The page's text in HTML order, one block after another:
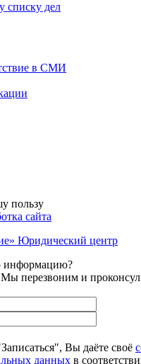
списку дел
в СМИ
пользу
сайта
Юридический центр
Мы перезвоним и
Вы даёте своё
данных в